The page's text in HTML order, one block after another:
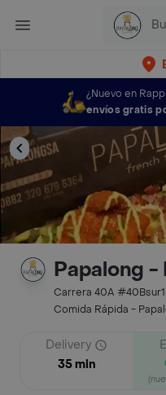
¿Nuevo en
envíos gratis
Papalong -
Carrera 40A
Comida Rápida -
Delivery
35 min